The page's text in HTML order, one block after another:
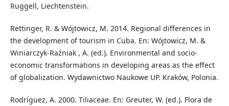
Ruggell, Liechtenstein.
Rettinger, R. & Wójtowicz, M. 2014. Regional differences in
the development of tourism in Cuba. En: Wójtowicz, M. &
Winiarczyk-Raźniak , A. (ed.). Environmental and socio-
economic transformations in developing areas as the effect
of globalization. Wydawnictwo Naukowe UP. Kraków, Polonia.
Rodríguez, A. 2000. Tiliaceae. En: Greuter, W. (ed.). Flora de